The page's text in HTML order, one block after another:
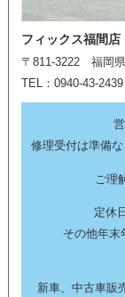
フィックス福間店
〒811-3222 福岡
TEL：0940-43-
修理受付は準備
ご理
定休
その他年末
新車、中古車販